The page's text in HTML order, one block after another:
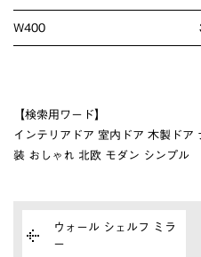
W400
【検索用ワード】
インテリアドア 室内ドア 木製ドア
装 おしゃれ 北欧 モダン シンプル
ウォール シェルフ ミラ
ー